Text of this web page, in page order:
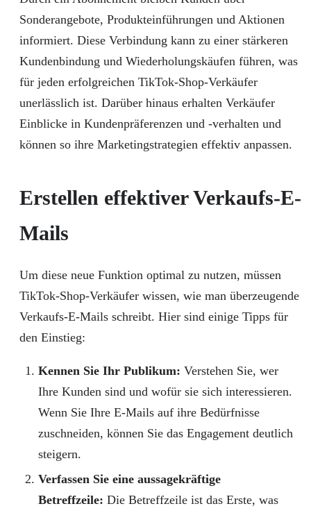
Sonderangebote, Produkteinführungen und Aktionen
informiert. Diese Verbindung kann zu einer stärkeren
Kundenbindung und Wiederholungskäufen führen, was
für jeden erfolgreichen TikTok-Shop-Verkäufer
unerlässlich ist. Darüber hinaus erhalten Verkäufer
Einblicke in Kundenpräferenzen und -verhalten und
können so ihre Marketingstrategien effektiv anpassen.
Erstellen effektiver Verkaufs-E-
Mails
Um diese neue Funktion optimal zu nutzen, müssen
TikTok-Shop-Verkäufer wissen, wie man überzeugende
Verkaufs-E-Mails schreibt. Hier sind einige Tipps für
den Einstieg:
Kennen Sie Ihr Publikum: Verstehen Sie, wer
Ihre Kunden sind und wofür sie sich interessieren.
Wenn Sie Ihre E-Mails auf ihre Bedürfnisse
zuschneiden, können Sie das Engagement deutlich
steigern.
Verfassen Sie eine aussagekräftige
Betreffzeile: Die Betreffzeile ist das Erste, was